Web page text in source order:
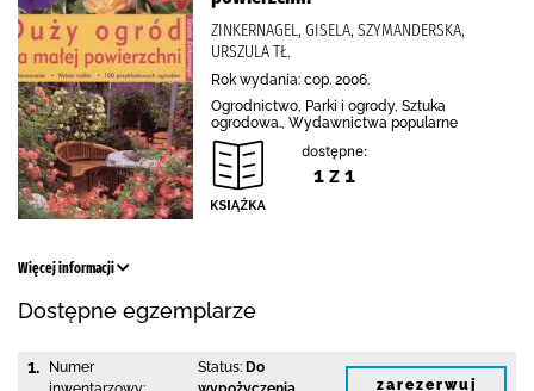
ZINKERNAGEL, GISELA, SZYMANDERSKA,
URSZULA TŁ.
Rok wydania: cop. 2006.
Ogrodnictwo, Parki i ogrody, Sztuka
ogrodowa., Wydawnictwa popularne
dostępne:
1 z 1
Więcej informacji
Dostępne egzemplarze
1.
Numer
Status: Do
zarezerwuj